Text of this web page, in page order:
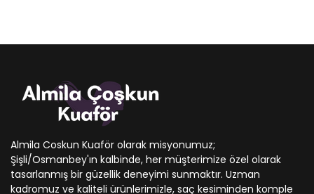
Almila Coskun Kuaför olarak misyonumuz;
Şişli/Osmanbey'ın kalbinde, her müşterimize özel olarak
tasarlanmış bir güzellik deneyimi sunmaktır. Uzman
kadromuz ve kaliteli ürünlerimizle, saç kesiminden komple